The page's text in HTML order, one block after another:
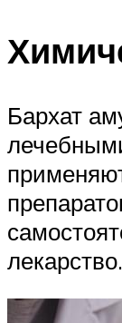
Бархат
лекарство.